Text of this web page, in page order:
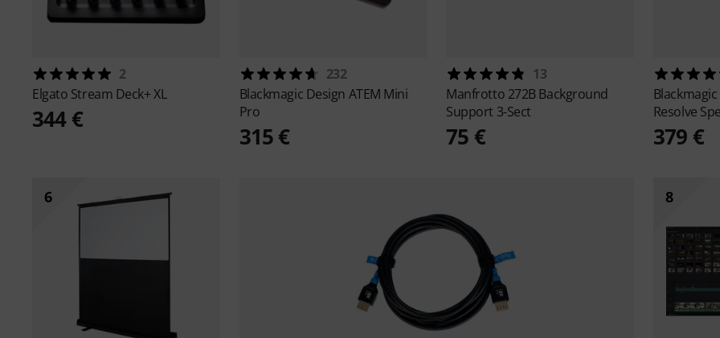
2
Elgato Stream Deck+ XL
344 €
232
Blackmagic Design ATEM Mini
Pro
315 €
13
Manfrotto 272B Background
Support 3-Sect
75 €
Resolve
379 €
6 8